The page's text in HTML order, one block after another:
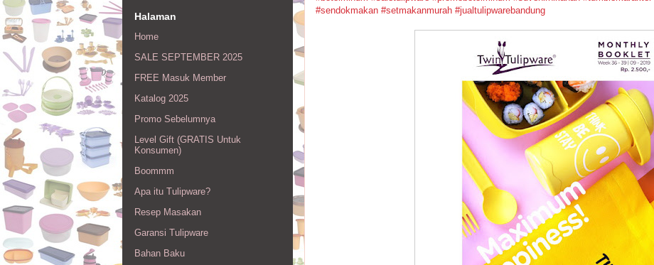
#sendokmakan #setmakanmurah #jualtulipwarebandung
Halaman
Home
SALE SEPTEMBER 2025
FREE Masuk Member
Katalog 2025
Promo Sebelumnya
Level Gift (GRATIS Untuk
Konsumen)
Boommm
Apa itu Tulipware?
Resep Masakan
Garansi Tulipware
Bahan Baku